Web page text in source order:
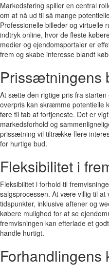
Markedsføring spiller en central
om at nå ud til så mange
Professionelle billeder og virtuelle
indtryk online, hvor de fleste
medier og ejendomsportaler er
frem og skabe interesse blandt
Prissætningens
At sætte den rigtige pris fra
overpris kan skræmme potentielle
føre til tab af fortjeneste. Det er
markedsforhold og
prissætning vil tiltrække flere
for hurtige bud.
Fleksibilitet i
Fleksibilitet i forhold til
salgsprocessen. At være villig til at
tidspunkter, inklusive aftener og
købere mulighed for at se
fremvisningen kan efterlade et
handle hurtigt.
Forhandlingens